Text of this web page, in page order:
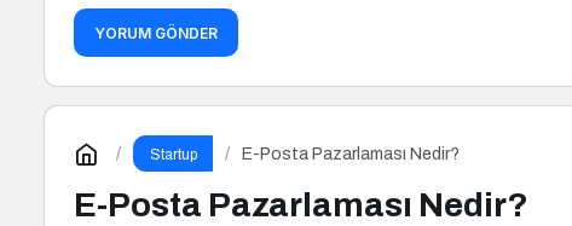
YORUM GÖNDER
Startup E-Posta Pazarlaması Nedir?
E-Posta Pazarlaması Nedir?